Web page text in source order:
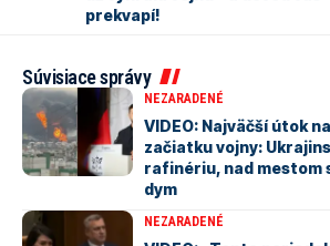
prekvapí!
Súvisiace správy
NEZARADENÉ
VIDEO: Najväčší útok
začiatku vojny:
rafinériu, nad mestom
dym
NEZARADENÉ